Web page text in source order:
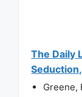
The Daily
Greene,